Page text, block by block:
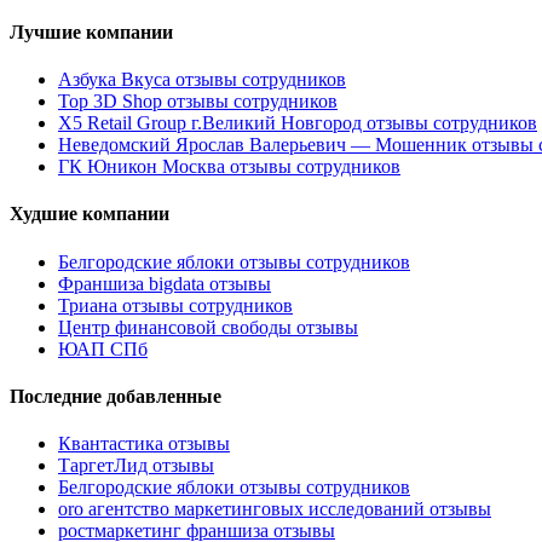
Лучшие компании
Азбука Вкуса отзывы сотрудников
Top 3D Shop отзывы сотрудников
X5 Retail Group г.Великий Новгород отзывы сотрудников
Неведомский Ярослав Валерьевич — Мошенник отзывы
ГК Юникон Москва отзывы сотрудников
Худшие компании
Белгородские яблоки отзывы сотрудников
Франшиза bigdata отзывы
Триана отзывы сотрудников
Центр финансовой свободы отзывы
ЮАП СПб
Последние добавленные
Квантастика отзывы
ТаргетЛид отзывы
Белгородские яблоки отзывы сотрудников
oro агентство маркетинговых исследований отзывы
ростмаркетинг франшиза отзывы